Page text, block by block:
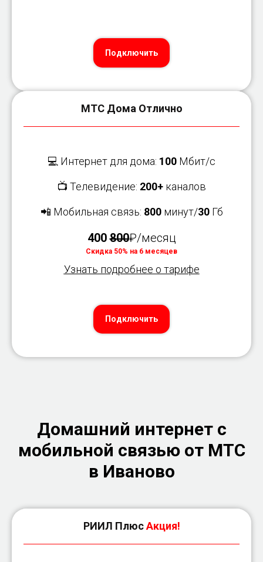
Подключить
МТС Дома Отлично
💻 Интернет для дома: 100 Мбит/с
📺 Телевидение: 200+ каналов
📲 Мобильная связь: 800минут/30Гб
400800₽/месяц
Скидка 50% на 6 месяцев
Узнать подробнее о тарифе
Подключить
Домашний интернет с
мобильной связью от МТС
в Иваново
РИИЛ ПлюсАкция!